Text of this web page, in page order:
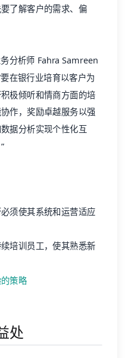
了解客户的需求、偏
分析师 Fahra Samreen
在银行业培育以客户为
极倾听和情商方面的培
作，奖励卓越服务以强
据分析实现个性化互
须使其系统和运营适应
培训员工，使其熟悉新
策略
处